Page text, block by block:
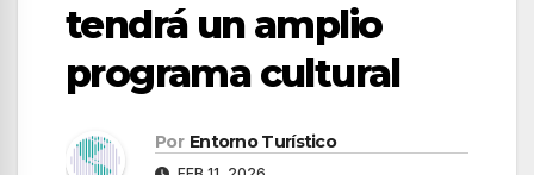
tendrá un amplio
programa cultural
Por Entorno Turístico